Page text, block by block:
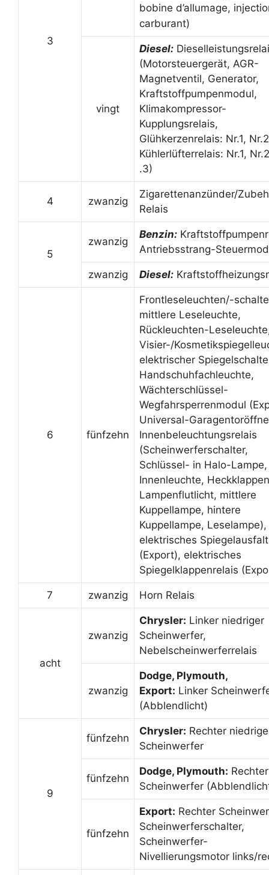
3
bobine d’allumage,
carburant)
vingt
Diesel:
(Motorsteuergerät, AGR-
Magnetventil, Generator,
Kraftstoffpumpenmodul,
Klimakompressor-
Kupplungsrelais,
Glühkerzenrelais: Nr.1,
Kühlerlüfterrelais: Nr.1,
.3)
4 zwanzig
Zigarettenanzünder/
Relais
5
zwanzig
Benzin:
Antriebsstrang-
zwanzig Diesel:
6 fünfzehn
Frontleseleuchten/-
mittlere Leseleuchte,
Rückleuchten-
Visier-/
elektrischer
Handschuhfachleuchte,
Wächterschlüssel-
Wegfahrsperrenmodul
Universal-
Innenbeleuchtungsrelais
(Scheinwerferschalter,
Schlüssel- in Halo-Lampe,
Innenleuchte,
Lampenflutlicht, mittlere
Kuppellampe, hintere
Kuppellampe, Leselampe),
elektrisches
(Export), elektrisches
Spiegelklappenrelais
7 zwanzig Horn Relais
acht
zwanzig
Chrysler: Linker niedriger
Scheinwerfer,
Nebelscheinwerferrelais
zwanzig
Dodge, Plymouth,
Export: Linker
(Abblendlicht)
9
fünfzehn
Chrysler: Rechter
Scheinwerfer
fünfzehn
Dodge, Plymouth: Rechter
Scheinwerfer
fünfzehn
Export: Rechter
Scheinwerferschalter,
Scheinwerfer-
Nivellierungsmotor links/